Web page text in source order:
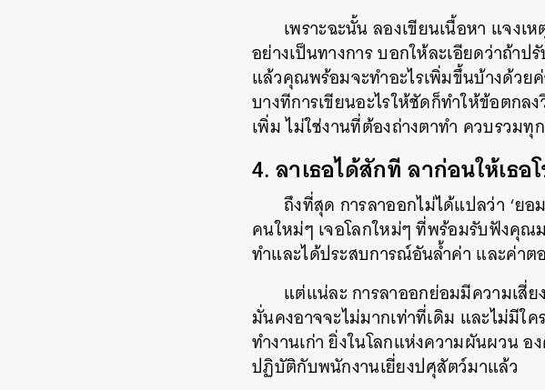
เพราะฉะนั้น ลองเขียนเนื้อหา แจง
อย่างเป็นทางการ บอกให้ละเอียดว่าถ้า
แล้วคุณพร้อมจะทำอะไรเพิ่มขึ้นบ้างด้ว
บางทีการเขียนอะไรให้ชัดก็ทำให้ข้อต
เพิ่ม ไม่ใช่งานที่ต้องถ่างตาทำ ควบรวม
4. ลาเธอได้สักที ลาก่อนให้เธอ
ถึงที่สุด การลาออกไม่ได้แปลว่า ‘ยอ
คนใหม่ๆ เจอโลกใหม่ๆ ที่พร้อมรับฟังคุณ
ทำและได้ประสบการณ์อันล้ำค่า และค่า
แต่แน่ละ การลาออกย่อมมีความเสี่ย
มั่นคงอาจจะไม่มากเท่าที่เดิม และไม่มีใ
ทำงานเก่า ยิ่งในโลกแห่งความผันผวน
ปฏิบัติกับพนักงานเยี่ยงปศุสัตว์มาแล้ว